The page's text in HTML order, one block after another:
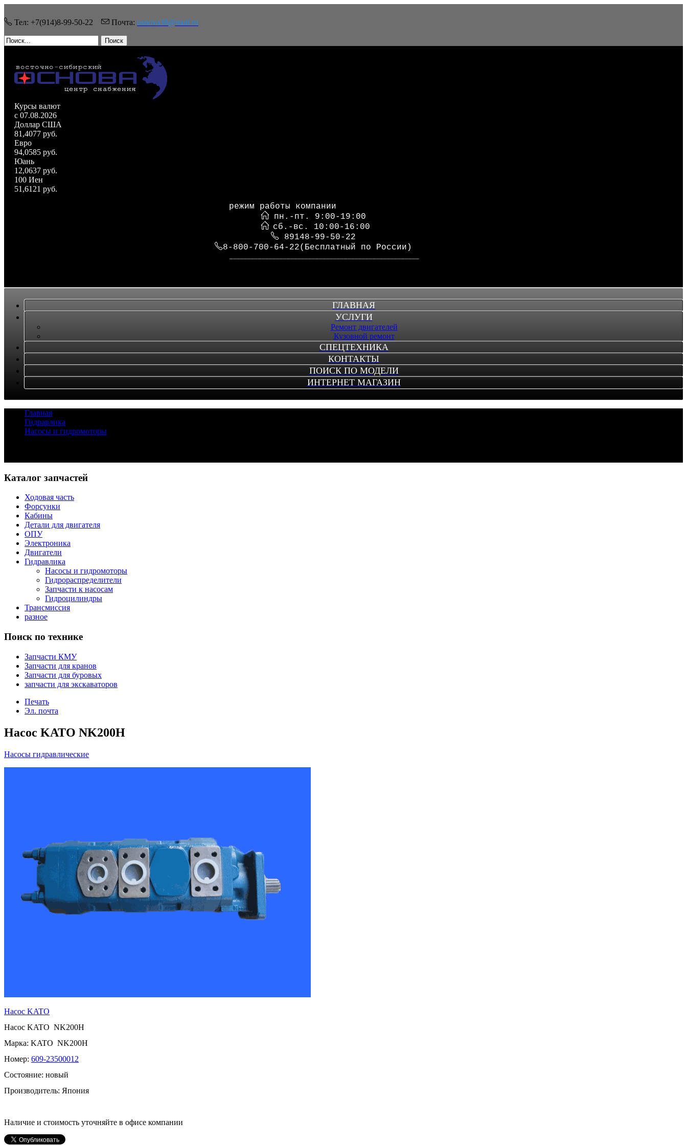
Тел: +7(914)8-99-50-22 Почта: osnova38@mail.ru
Поиск
Курсы валют
c 07.08.2026
Доллар США
81,4077 руб.
Евро
94,0585 руб.
Юань
12,0637 руб.
100 Иен
51,6121 руб.
режим работы компании
пн.-пт. 9:00-19:00
сб.-вс. 10:00-16:00
89148-99-50-22
8-800-700-64-22(Бесплатный по России)
ГЛАВНАЯ
УСЛУГИ
Ремонт двигателей
Кузовной ремонт
СПЕЦТЕХНИКА
КОНТАКТЫ
ПОИСК ПО МОДЕЛИ
ИНТЕРНЕТ МАГАЗИН
Главная
Гидравлика
Насосы и гидромоторы
Каталог запчастей
Ходовая часть
Форсунки
Кабины
Детали для двигателя
ОПУ
Электроника
Двигатели
Гидравлика
Насосы и гидромоторы
Гидрораспределители
Запчасти к насосам
Гидроцилиндры
Трансмиссия
разное
Поиск по технике
Запчасти КМУ
Запчасти для кранов
Запчасти для буровых
запчасти для экскаваторов
Печать
Эл. почта
Насос KATO NK200H
Насосы гидравлические
Насос KATO
Насос KATO NK200H
Марка: KATO NK200H
Номер: 609-23500012
Состояние: новый
Производитель: Япония
Наличие и стоимость уточняйте в офисе компании